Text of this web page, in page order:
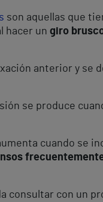
son aquellas que
hacer un giro
anterior y se
se produce
cuando se
consultar con un